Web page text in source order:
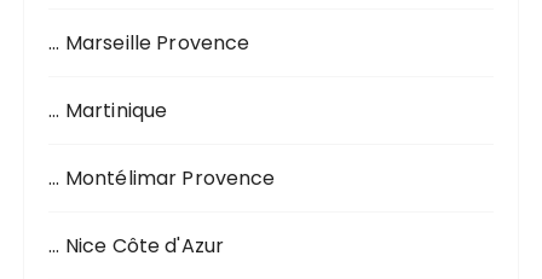
… Marseille Provence
… Martinique
… Montélimar Provence
… Nice Côte d'Azur